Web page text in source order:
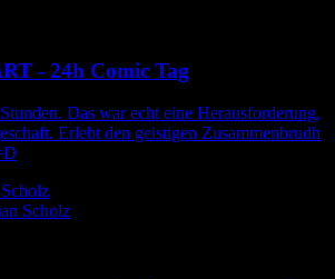
- 24h Comic Tag
Das war echt eine Herausforderung,
Erlebt den geistigen Zusammenbrudh
Scholz